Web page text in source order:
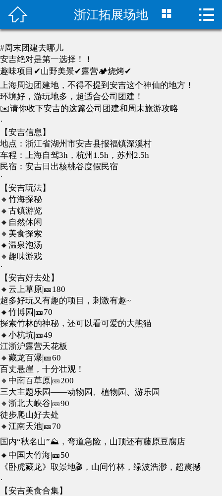
拓展/年会方案
军事拓展方案
团建活动案例
 浙江拓展场地  
#周末团建去哪儿
安吉绝对是第一选择！！
趣味项目✔山野美景✔露营🏕️烧烤✔
上海周边团建地，不得不提到安吉这个神仙的地方！
环境好，游玩地多，超适合公司团建！
✉️请你收下安吉的这篇公司团建和周末旅游攻略
·
【安吉信息】
地点：浙江省湖州市安吉县报福镇深溪村
车程：上海自驾3h，杭州1.5h，苏州2.5h
民宿：安吉日出核桃谷度假民宿
·
【安吉玩法】
🔸竹海探秘
🔸古镇游览
🔸自然休闲
🔸美食探索
🔸温泉泡汤
🔸趣味游戏
·
【安吉好去处】
🔸云上草原|🎫180
超多好玩又有趣的项目，刺激有趣~
🔸竹博园|🎫70
探索竹林的神秘，还可以看可爱的大熊猫
🔸小杭坑|🎫49
江浙沪️露营天花板
🔸藏龙百瀑|🎫60
百丈悬崖，十分壮观！
🔸中南百草原|🎫200
三大主题乐园——动物园、植物园、游乐园
🔸浙北大峡谷|🎫90
徒步爬山好去处
🔸江南天池|🎫70
国内“秋名山”⛰️，弯道急险，山顶还有藤原豆腐店
🔸中国大竹海|🎫50
《卧虎藏龙》取景地🎬，山间竹林，绿波浩渺，超震撼
·
【安吉美食合集】